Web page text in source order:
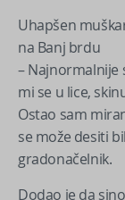
Uhapšen
na Banj brdu
– Najnormalnije
mi se u lice,
Ostao sam
se može desiti
gradonačelnik.
Dodao je da